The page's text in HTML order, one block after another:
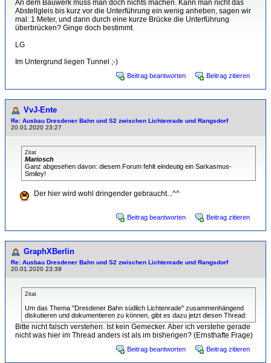
An dem Bauwerk muss man doch nichts machen. Kann man nicht das
Abstellgleis bis kurz vor die Unterführung ein wenig anheben, sagen wir
mal: 1 Meter, und dann durch eine kurze Brücke die Unterführung
überbrücken? Ginge doch bestimmt.
LG
Im Untergrund liegen Tunnel ;-)
Beitrag beantworten Beitrag zitieren
VvJ-Ente
Re: Ausbau Dresdener Bahn und S2 zwischen Lichtenrade und Rangsdorf
20.01.2020 23:27
Zitat
Mariosch
Ganz abgesehen davon: diesem Forum fehlt eindeutig ein Sarkasmus-
Smiley!
Der hier wird wohl dringender gebraucht...^^
Beitrag beantworten Beitrag zitieren
GraphXBerlin
Re: Ausbau Dresdener Bahn und S2 zwischen Lichtenrade und Rangsdorf
20.01.2020 23:39
Zitat
Um das Thema "Dresdener Bahn südlich Lichtenrade" zusammenhängend
diskutieren und dokumentieren zu können, gibt es dazu jetzt diesen Thread:
Bitte nicht falsch verstehen. Ist kein Gemecker. Aber ich verstehe gerade
nicht was hier im Thread anders ist als im bisherigen? (Ernsthafte Frage)
Beitrag beantworten Beitrag zitieren